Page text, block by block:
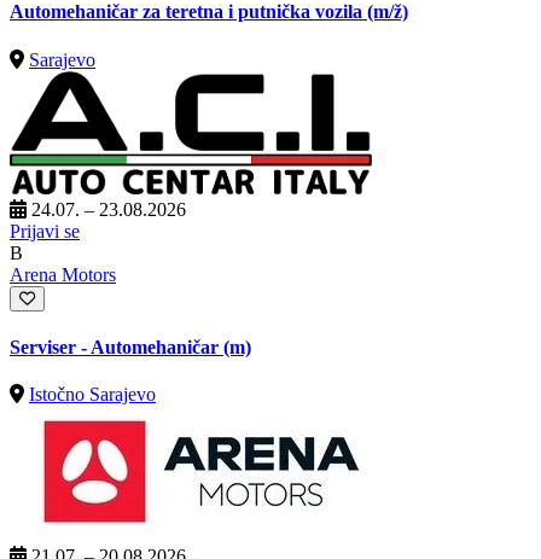
Automehaničar za teretna i putnička vozila (m/ž)
Sarajevo
24.07. – 23.08.2026
Prijavi se
B
Arena Motors
Serviser - Automehaničar (m)
Istočno Sarajevo